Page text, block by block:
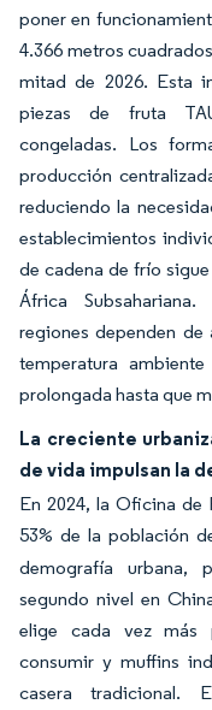
poner en
4.366 metros
mitad de 2026. Esta
piezas de fruta
congeladas. Los
producción
reduciendo la
establecimientos
de cadena de frío
África
regiones dependen de
temperatura
prolongada hasta que
La creciente
de vida impulsan la
En 2024, la Oficina de
53% de la población
demografía urbana,
segundo nivel en
elige cada vez más
consumir y muffins
casera tradicional.